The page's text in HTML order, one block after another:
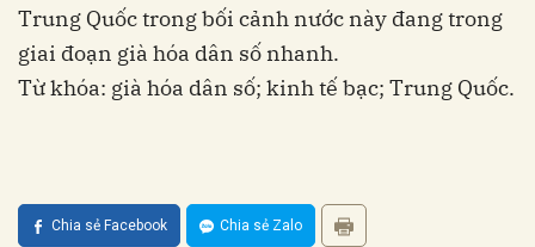
Trung Quốc trong bối cảnh nước này đang trong
giai đoạn già hóa dân số nhanh.
Từ khóa: già hóa dân số; kinh tế bạc; Trung Quốc.
Chia sẻ Facebook Chia sẻ Zalo